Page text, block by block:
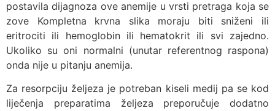
postavila dijagnoza ove anemije u vrsti pretraga koja se
zove Kompletna krvna slika moraju biti sniženi ili
eritrociti ili hemoglobin ili hematokrit ili svi zajedno.
Ukoliko su oni normalni (unutar referentnog raspona)
onda nije u pitanju anemija.
Za resorpciju željeza je potreban kiseli medij pa se kod
liječenja preparatima željeza preporučuje dodatno